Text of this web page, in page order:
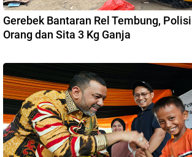
Gerebek Bantaran Rel Tembung,
Orang dan Sita 3 Kg Ganja